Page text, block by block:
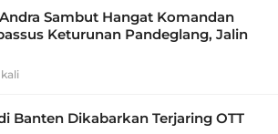
Sambut Hangat Komandan
Keturunan Pandeglang, Jalin
Banten Dikabarkan Terjaring OTT